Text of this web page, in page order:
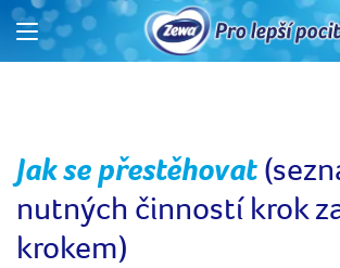
Jak se přestěhovat
nutných činností krok
krokem)